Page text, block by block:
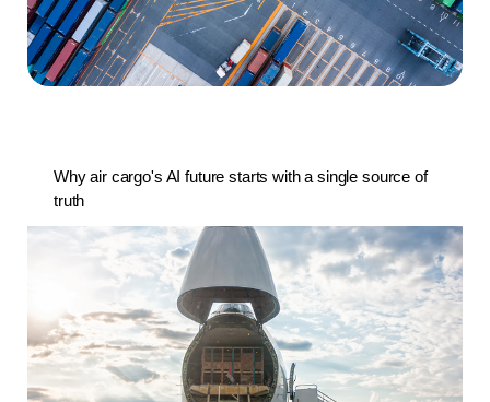
Why air cargo's AI future starts with a single source of
truth